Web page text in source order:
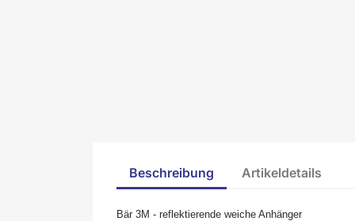
Beschreibung Artikeldetails
Bär 3M - reflektierende weiche Anhänger